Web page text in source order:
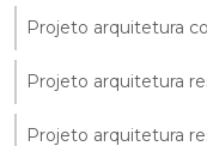
Projeto arquitetura
Projeto arquitetura
Projeto arquitetura